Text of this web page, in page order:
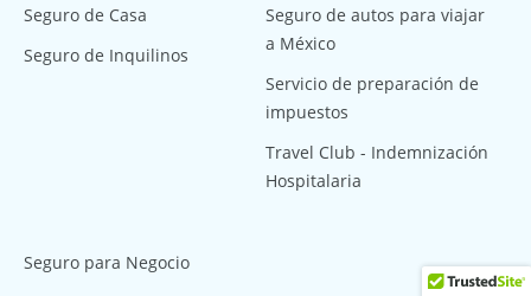
Seguro de Casa
Seguro de Inquilinos
Seguro de autos para viajar
a México
Servicio de preparación de
impuestos
Travel Club - Indemnización
Hospitalaria
Seguro para Negocio